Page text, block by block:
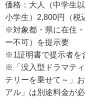
価格：大人（中学生
小学生）2,800円（税
※対象都・県に在住
ー不可）を提示要
※1証明書で提示者を
※「没入型ドラマテ
テリーを乗せて～」
アル」は別途料金が